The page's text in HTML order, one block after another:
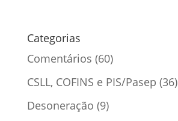
Categorias
Comentários (60)
CSLL, COFINS e PIS/Pasep (36)
Desoneração (9)